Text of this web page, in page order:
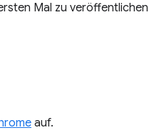
Mal zu
auf.